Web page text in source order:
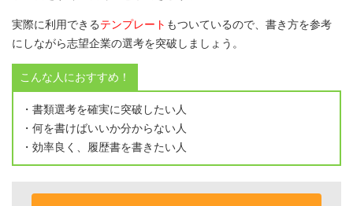
実際に利用できるテンプレート もついているので、書き方を参考
にしながら志望企業の選考を突破しましょう。
こんな人におすすめ！
・書類選考を確実に突破したい人
・何を書けばいいか分からない人
・効率良く、履歴書を書きたい人